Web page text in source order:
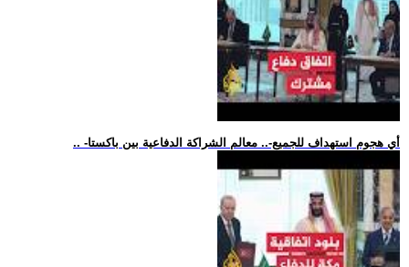
.. -أي هجوم استهداف للجميع-.. معالم الشراكة الدفاعية بين باكستا